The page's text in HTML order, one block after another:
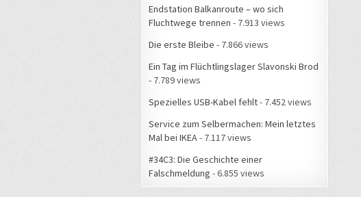
Endstation Balkanroute – wo sich
Fluchtwege trennen - 7.913 views
Die erste Bleibe - 7.866 views
Ein Tag im Flüchtlingslager Slavonski Brod
- 7.789 views
Spezielles USB-Kabel fehlt- 7.452 views
Service zum Selbermachen: Mein letztes
Mal bei IKEA - 7.117 views
#34C3: Die Geschichte einer
Falschmeldung - 6.855 views